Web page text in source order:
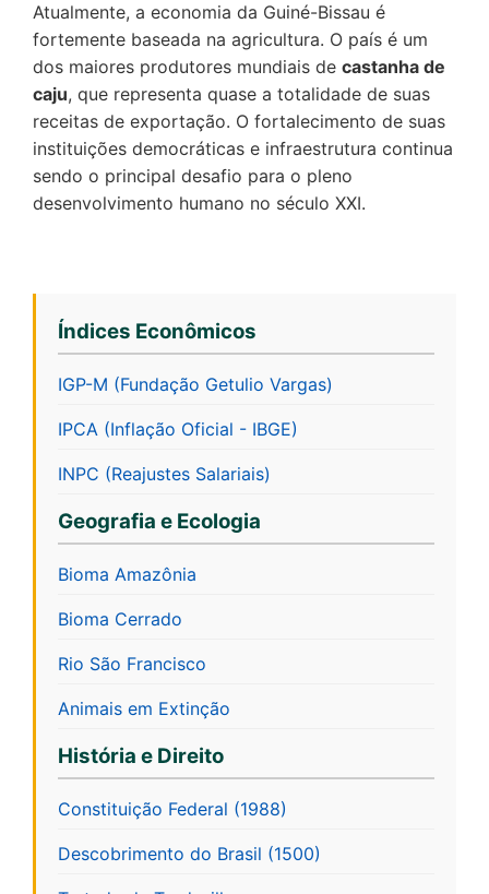
Atualmente, a economia da Guiné-Bissau é
fortemente baseada na agricultura. O país é um
dos maiores produtores mundiais de castanha de
caju, que representa quase a totalidade de suas
receitas de exportação. O fortalecimento de suas
instituições democráticas e infraestrutura continua
sendo o principal desafio para o pleno
desenvolvimento humano no século XXI.
Índices Econômicos
IGP-M (Fundação Getulio Vargas)
IPCA (Inflação Oficial - IBGE)
INPC (Reajustes Salariais)
Geografia e Ecologia
Bioma Amazônia
Bioma Cerrado
Rio São Francisco
Animais em Extinção
História e Direito
Constituição Federal (1988)
Descobrimento do Brasil (1500)